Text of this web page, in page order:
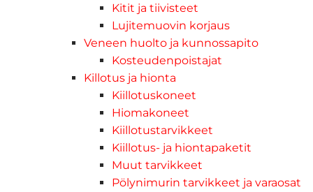
Kitit ja tiivisteet
Lujitemuovin korjaus
Veneen huolto ja kunnossapito
Kosteudenpoistajat
Killotus ja hionta
Kiillotuskoneet
Hiomakoneet
Kiillotustarvikkeet
Kiillotus- ja hiontapaketit
Muut tarvikkeet
Pölynimurin tarvikkeet ja varaosat